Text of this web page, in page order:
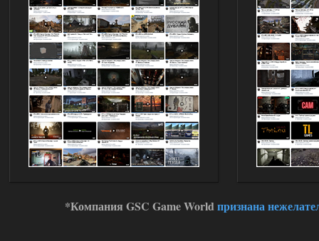
*Компания GSC Game Worldпризнана